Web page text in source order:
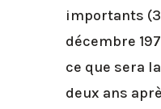
importants
décembre
ce que sera
deux ans